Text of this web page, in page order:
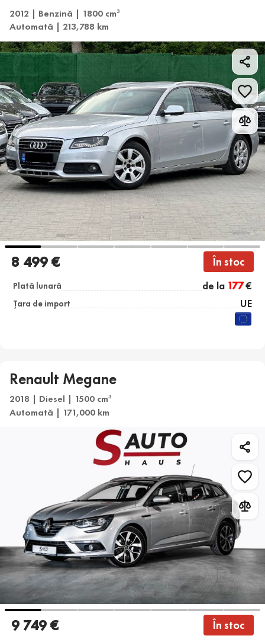
2012 | Benzină | 1800 cm3
Automată | 213,788 km
8 499 € În stoc
Plată lunară de la 177€
Țara de import UE
Renault Megane
2018 | Diesel | 1500 cm3
Automată | 171,000 km
9 749 € În stoc